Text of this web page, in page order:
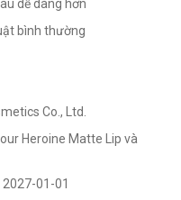
dễ dàng hơn
bình thường
Co., Ltd.
Heroine Matte Lip và
01-01